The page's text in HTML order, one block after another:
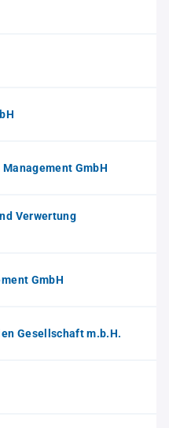
GmbH
Verwertung
GmbH
Gesellschaft m.b.H.